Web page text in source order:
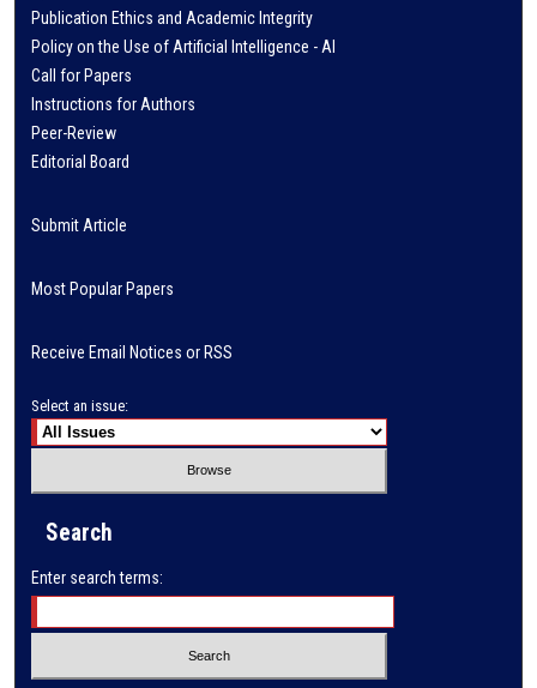
Publication Ethics and Academic Integrity
Policy on the Use of Artificial Intelligence - AI
Call for Papers
Instructions for Authors
Peer-Review
Editorial Board
Submit Article
Most Popular Papers
Receive Email Notices or RSS
Select an issue:
Search
Enter search terms: